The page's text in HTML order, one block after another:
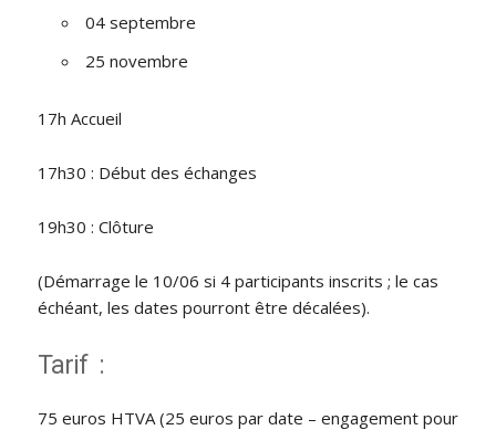
04 septembre
25 novembre
17h Accueil
17h30 : Début des échanges
19h30 : Clôture
(Démarrage le 10/06 si 4 participants inscrits ; le cas
échéant, les dates pourront être décalées).
Tarif :
75 euros HTVA (25 euros par date – engagement pour